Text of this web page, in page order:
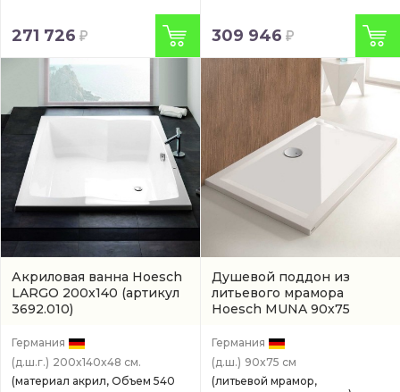
271 726 309 946
Акриловая ванна Hoesch
LARGO 200x140 (артикул
3692.010)
Германия
(д.ш.г.) 200x140x48 см.
(материал акрил, Объем 540
Душевой поддон из
литьевого мрамора
Hoesch MUNA 90x75
Германия
(д.ш.) 90x75 см
(литьевой мрамор,